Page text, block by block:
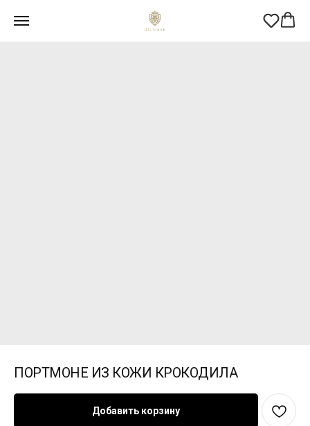
ПОРТМОНЕ ИЗ КОЖИ КРОКОДИЛА
Добавить корзину